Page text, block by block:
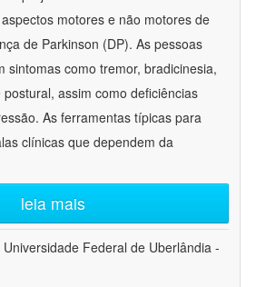
motores e não motores de
de Parkinson (DP). As pessoas
sintomas como tremor, bradicinesia,
assim como deficiências
As ferramentas típicas para
clínicas que dependem da
leia mais
Universidade Federal de Uberlândia -